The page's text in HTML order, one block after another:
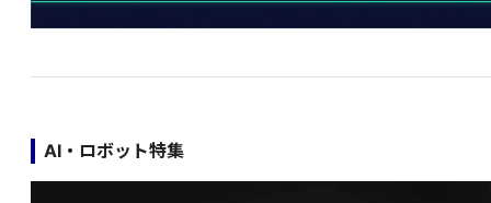
AI・ロボット特集